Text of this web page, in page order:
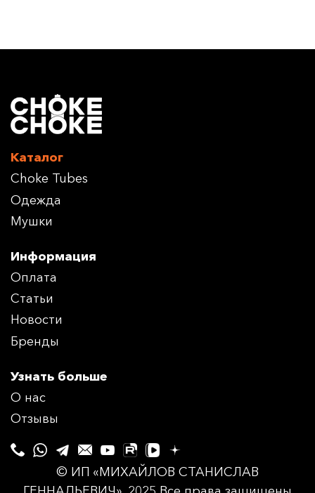
Каталог
Choke Tubes
Одежда
Мушки
Информация
Оплата
Статьи
Новости
Бренды
Узнать больше
О нас
Отзывы
© ИП «МИХАЙЛОВ СТАНИСЛАВ